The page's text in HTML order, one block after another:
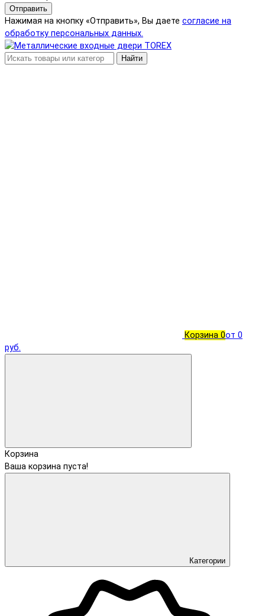
Отправить
Нажимая на кнопку «Отправить», Вы даете согласие на
обработку персональных данных.
Найти
Корзина 0от 0
руб.
Корзина
Ваша корзина пуста!
Категории